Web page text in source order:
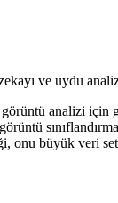
ve uydu
analizi için
onu büyük veri